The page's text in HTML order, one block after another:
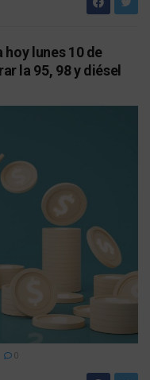
hoy lunes 10 de
la 95, 98 y diésel
0